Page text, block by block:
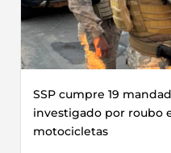
SSP cumpre 19
investigado por roubo
motocicletas